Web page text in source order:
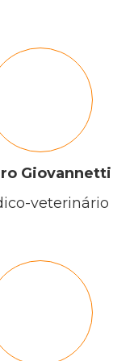
Giovannetti
veterinário